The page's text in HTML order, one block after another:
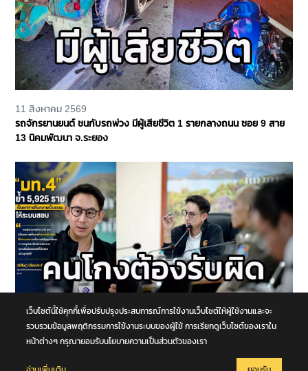
11 สิงหาคม 2569
รถจักรยานยนต์ ชนกับรถพ่วง มีผู้เสียชีวิต 1 รายกลางถนน ซอย 9 สาย
13 นิคมพัฒนา จ.ระยอง
11 สิงหาคม 2569
“มท.4” ย้ำ 5,925 ราย เป็นแค่การคืนความเป็นธรรมให้ระบบสอบ ลั่น ต้อง
เว็บไซต์นี้ใช้คุกกี้เพื่อปรับปรุงประสบการณ์การใช้งานเว็บไซต์ให้ผู้ใช้งานและจะ
รวบรวมข้อมูลพฤติกรรมการใช้งานระบบของผู้ใช้ การเรียกดูเว็บไซต์ของเราใน
หน้าต่างๆ กรุณายอมรับนโยบายความเป็นส่วนตัวของเรา